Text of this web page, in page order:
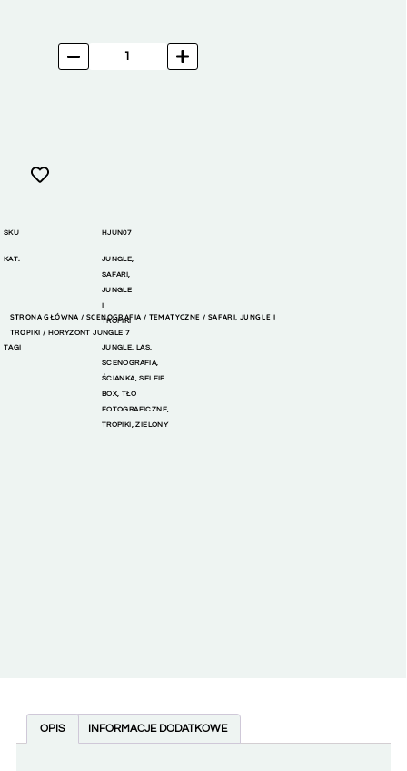
SKU HJUN07
KAT. JUNGLE
SAFARI,
JUNGLE
I
TROPIKI
TAGI JUNGLE LAS
SCENOGRAFIA
ŚCIANKA ,SELFIE
BOX, TŁO
FOTOGRAFICZNE,
TROPIKI ,ZIELONY
STRONA GŁÓWNA /SCENOGRAFIA / TEMATYCZNE / SAFARI, JUNGLE I
TROPIKI / HORYZONT JUNGLE 7
OPIS INFORMACJE DODATKOWE